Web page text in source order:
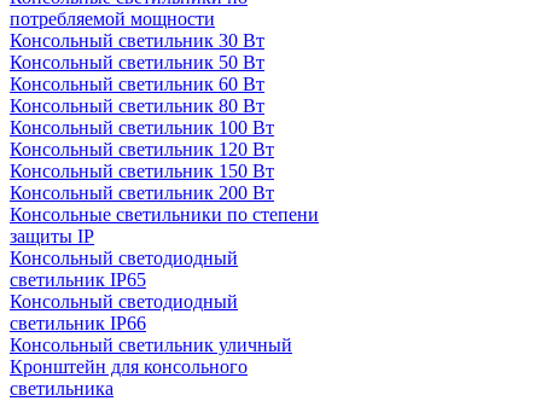
потребляемой мощности
Консольный светильник 30 Вт
Консольный светильник 50 Вт
Консольный светильник 60 Вт
Консольный светильник 80 Вт
Консольный светильник 100 Вт
Консольный светильник 120 Вт
Консольный светильник 150 Вт
Консольный светильник 200 Вт
Консольные светильники по степени
защиты IP
Консольный светодиодный
светильник IP65
Консольный светодиодный
светильник IP66
Консольный светильник уличный
Кронштейн для консольного
светильника